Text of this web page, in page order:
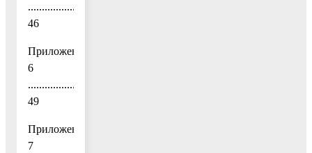
46
Приложение
6
49
Приложение
7